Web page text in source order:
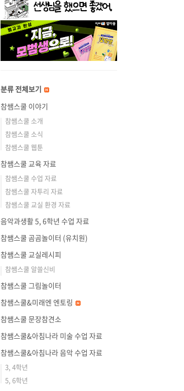
분류 전체보기
참쌤스쿨 이야기
참쌤스쿨 소개
참쌤스쿨 소식
참쌤스쿨 웹툰
참쌤스쿨 교육 자료
참쌤스쿨 수업 자료
참쌤스쿨 자투리 자료
참쌤스쿨 교실 환경 자료
음악과생활 5, 6학년 수업 자료
참쌤스쿨 곰곰놀이터 (유치원)
참쌤스쿨 교실레시피
참쌤스쿨 알쓸신비
참쌤스쿨 그림놀이터
참쌤스쿨&미래엔 엔토링
참쌤스쿨 문장참견소
참쌤스쿨&아침나라 미술 수업 자료
참쌤스쿨&아침나라 음악 수업 자료
3, 4학년
5, 6학년